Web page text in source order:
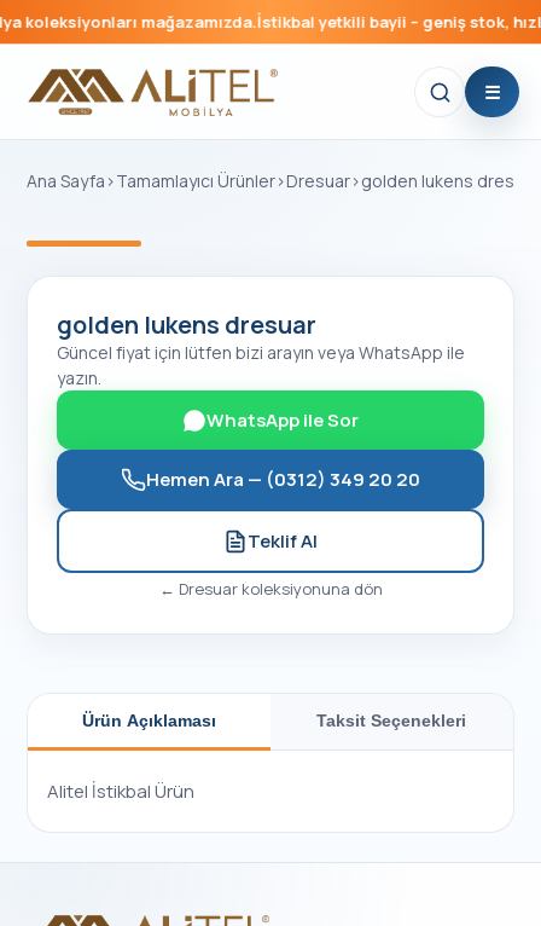
koleksiyonları mağazamızda.İstikbal yetkili bayii – geniş stok,
Ana Sayfa ›Tamamlayıcı Ürünler›Dresuar›golden lukens dresuar
golden lukens dresuar
Güncel fiyat için lütfen bizi arayın veya WhatsApp ile
yazın.
WhatsApp ile Sor
Hemen Ara — (0312) 349 20 20
Teklif Al
← Dresuarkoleksiyonuna dön
Ürün Açıklaması Taksit Seçenekleri
Alitel İstikbal Ürün